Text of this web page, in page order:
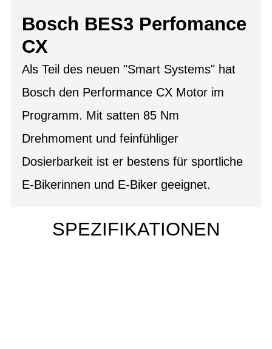
Bosch BES3 Perfomance
CX
Als Teil des neuen "Smart Systems" hat
Bosch den Performance CX Motor im
Programm. Mit satten 85 Nm
Drehmoment und feinfühliger
Dosierbarkeit ist er bestens für sportliche
E-Bikerinnen und E-Biker geeignet.
SPEZIFIKATIONEN